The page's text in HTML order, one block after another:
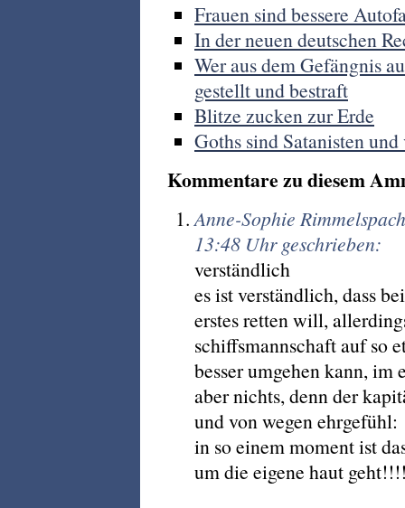
Frauen sind bessere
In der neuen deutschen
Wer aus dem Gefängnis
gestellt und bestraft
Blitze zucken zur Erde
Goths sind Satanisten
Kommentare zu diesem
Anne-Sophie
13:48 Uhr geschrieben:
verständlich
es ist verständlich, dass
erstes retten will,
schiffsmannschaft auf so
besser umgehen kann,
aber nichts, denn der
und von wegen ehrgefühl:
in so einem moment ist
um die eigene haut